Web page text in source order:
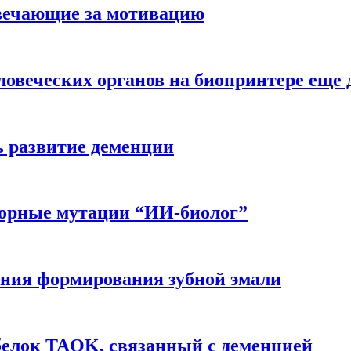
за мотивацию
органов на биопринтере еще
развитие деменции
мутации “ИИ-биолог”
формирования зубной эмали
TAOK, связанный с деменцией